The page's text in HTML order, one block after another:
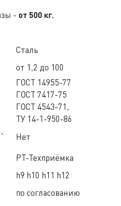
- от 500 кг.
Сталь
от 1,2 до 100
ГОСТ 14955-77
ГОСТ 7417-75
ГОСТ 4543-71,
ТУ 14-1-950-86
Нет
РТ-Техприёмка
h9 h10 h11 h12
по согласованию